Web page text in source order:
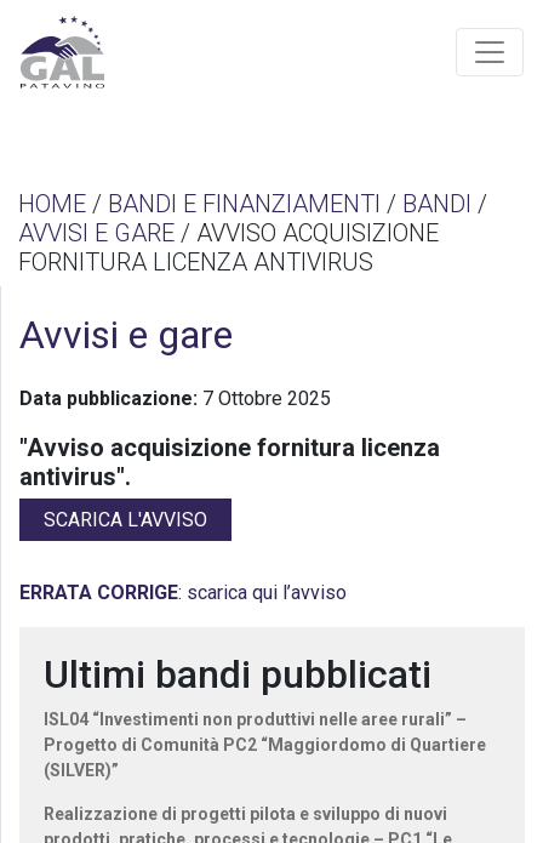
HOME / BANDI E FINANZIAMENTI / BANDI /
AVVISI E GARE / AVVISO ACQUISIZIONE
FORNITURA LICENZA ANTIVIRUS
Avvisi e gare
Data pubblicazione: 7 Ottobre 2025
"Avviso acquisizione fornitura licenza
antivirus".
SCARICA L'AVVISO
ERRATA CORRIGE: scarica qui l’avviso
Ultimi bandi pubblicati
ISL04 “Investimenti non produttivi nelle aree rurali” –
Progetto di Comunità PC2 “Maggiordomo di Quartiere
(SILVER)”
Realizzazione di progetti pilota e sviluppo di nuovi